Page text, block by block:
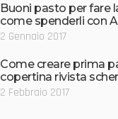
Buoni pasto per fare
come spenderli con
2 Gennaio 2017
Come creare prima
copertina rivista
2 Febbraio 2017